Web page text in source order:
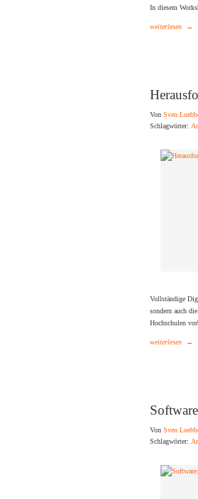
In diesem
weiterlesen →
Von Sven
Schlagwörter:
Vollständige
sondern auch
Hochschulen
weiterlesen →
Von Sven
Schlagwörter: